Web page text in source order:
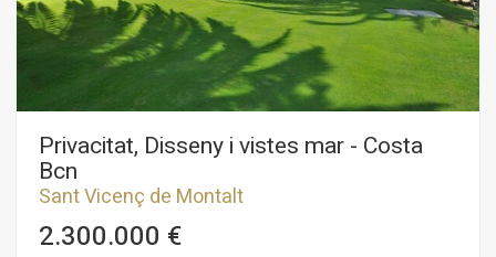
Privacitat, Disseny i vistes mar - Costa
Bcn
Sant Vicenç de Montalt
2.300.000 €